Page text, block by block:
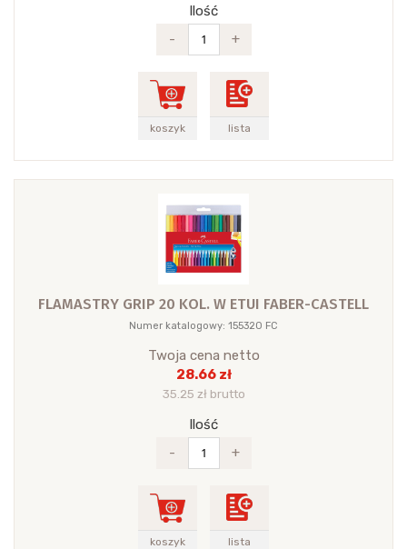
Ilość
-
+
koszyk lista
FLAMASTRY GRIP 20 KOL. W ETUI FABER-CASTELL
Numer katalogowy: 155320 FC
Twoja cena netto
28.66 zł
35.25 zł brutto
Ilość
-
+
koszyk lista